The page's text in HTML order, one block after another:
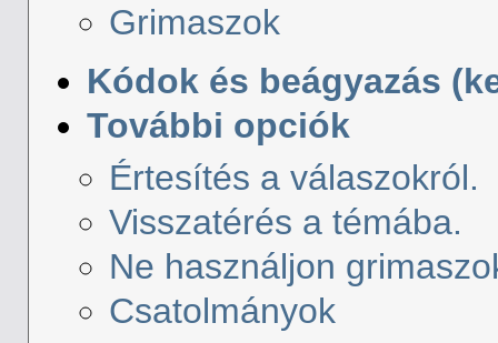
Grimaszok
Kódok és beágyazás
További opciók
Értesítés a válaszokról.
Visszatérés a témába.
Ne használjon
Csatolmányok